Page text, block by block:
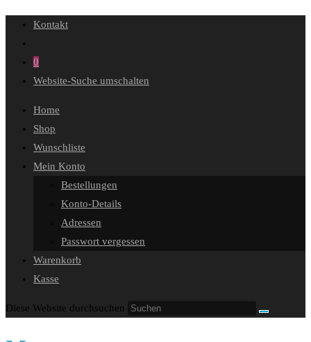
Kontakt
0
Website-Suche umschalten
Home
Shop
Wunschliste
Mein Konto
Bestellungen
Konto-Details
Adressen
Passwort vergessen
Warenkorb
Kasse
Diese Website durchsuchen